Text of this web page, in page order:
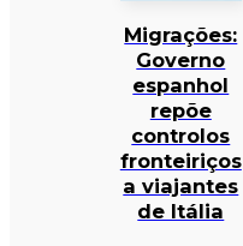
Migrações:
Governo
espanhol
repõe
controlos
fronteiriços
a viajantes
de Itália